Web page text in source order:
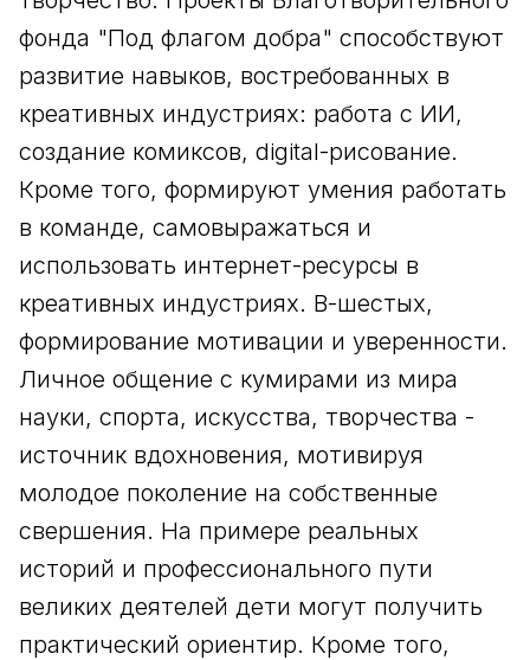
фонда "Под флагом добра" способствуют
развитие навыков, востребованных в
креативных индустриях: работа с ИИ,
создание комиксов, digital-рисование.
Кроме того, формируют умения работать
в команде, самовыражаться и
использовать интернет-ресурсы в
креативных индустриях. В-шестых,
формирование мотивации и уверенности.
Личное общение с кумирами из мира
науки, спорта, искусства, творчества -
источник вдохновения, мотивируя
молодое поколение на собственные
свершения. На примере реальных
историй и профессионального пути
великих деятелей дети могут получить
практический ориентир. Кроме того,